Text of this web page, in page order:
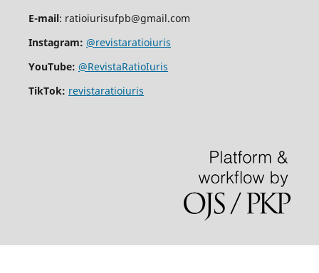
E-mail: ratioiurisufpb@gmail.com
Instagram: @revistaratioiuris
YouTube: @RevistaRatioIuris
TikTok: revistaratioiuris